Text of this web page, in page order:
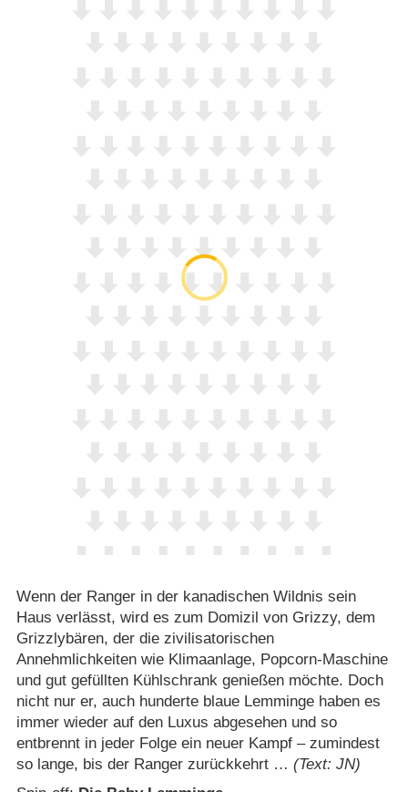
Wenn der Ranger in der kanadischen Wildnis sein
Haus verlässt, wird es zum Domizil von Grizzy, dem
Grizzlybären, der die zivilisatorischen
Annehmlichkeiten wie Klimaanlage, Popcorn-Maschine
und gut gefüllten Kühlschrank genießen möchte. Doch
nicht nur er, auch hunderte blaue Lemminge haben es
immer wieder auf den Luxus abgesehen und so
entbrennt in jeder Folge ein neuer Kampf – zumindest
so lange, bis der Ranger zurückkehrt … (Text: JN)